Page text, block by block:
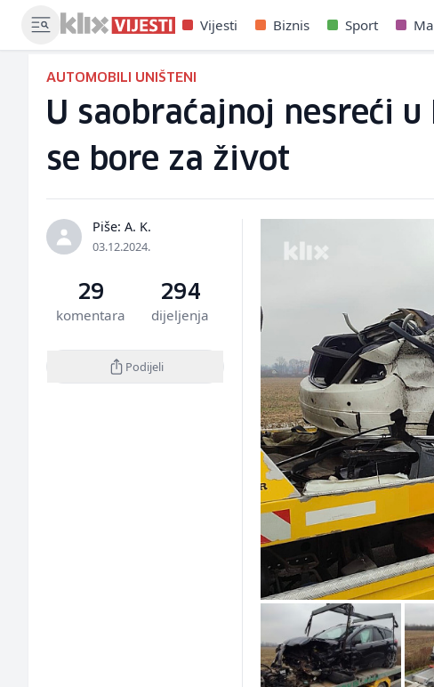
Vijesti Biznis Sport
AUTOMOBILI UNIŠTENI
U saobraćajnoj nesreći
se bore za život
Piše: A. K.
03.12.2024.
29
komentara
294
dijeljenja
Podijeli